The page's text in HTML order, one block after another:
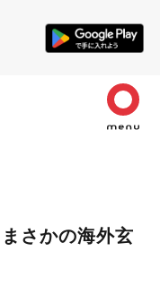
さかの海外玄